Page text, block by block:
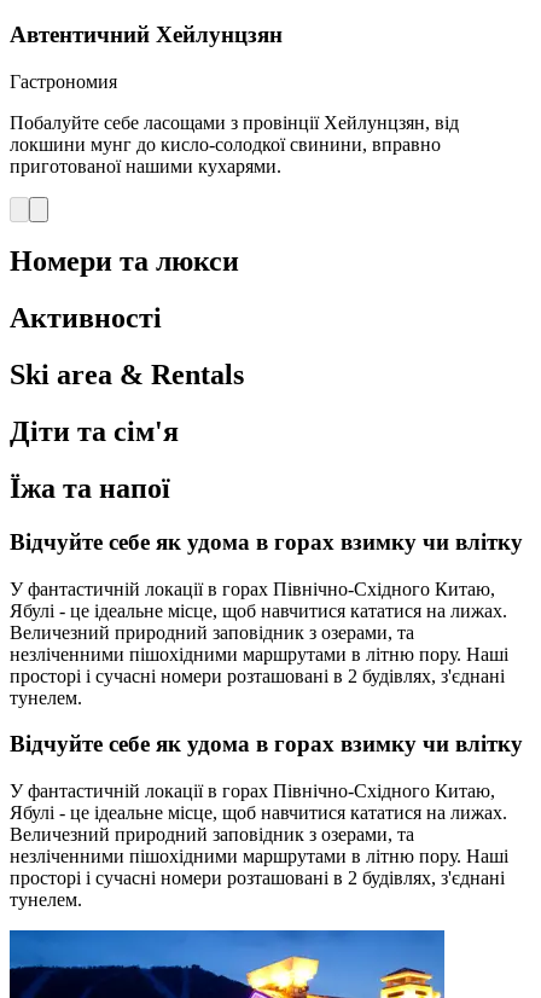
Автентичний Хейлунцзян
Гастрономия
Побалуйте себе ласощами з провінції Хейлунцзян, від
локшини мунг до кисло-солодкої свинини, вправно
приготованої нашими кухарями.
Номери та люкси
Активності
Ski area & Rentals
Діти та сім'я
Їжа та напої
Відчуйте себе як удома в горах взимку чи влітку
У фантастичній локації в горах Північно-Східного Китаю,
Ябулі - це ідеальне місце, щоб навчитися кататися на лижах.
Величезний природний заповідник з озерами, та
незліченними пішохідними маршрутами в літню пору. Наші
просторі і сучасні номери розташовані в 2 будівлях, з'єднані
тунелем.
Відчуйте себе як удома в горах взимку чи влітку
У фантастичній локації в горах Північно-Східного Китаю,
Ябулі - це ідеальне місце, щоб навчитися кататися на лижах.
Величезний природний заповідник з озерами, та
незліченними пішохідними маршрутами в літню пору. Наші
просторі і сучасні номери розташовані в 2 будівлях, з'єднані
тунелем.